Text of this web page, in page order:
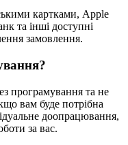
картками, Apple
та інші доступні
замовлення.
програмування та не
вам буде потрібна
доопрацювання,
за вас.